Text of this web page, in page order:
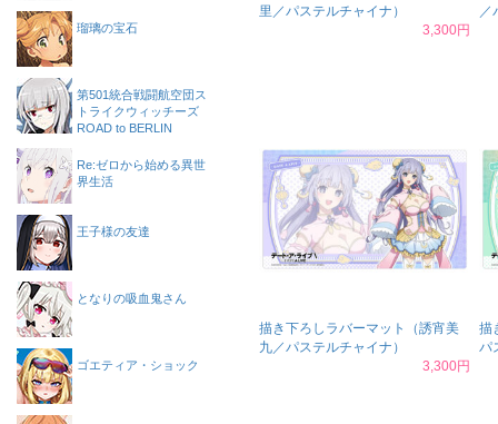
里／パステルチャイナ）
3,300円
／
描き下ろしラバーマット（誘宵美
九／パステルチャイナ）
3,300円
描
パ
瑠璃の宝石
第501統合戦闘航空団ス
トライクウィッチーズ
ROAD to BERLIN
Re:ゼロから始める異世
界生活
王子様の友達
となりの吸血鬼さん
ゴエティア・ショック